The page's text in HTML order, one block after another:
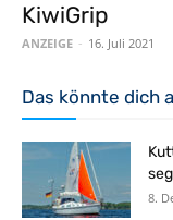
KiwiGrip
ANZEIGE - 16. Juli 2021
Das könnte dich
8.